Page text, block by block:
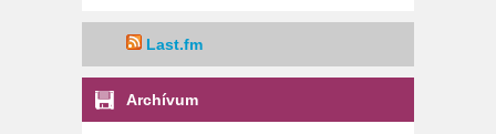
Last.fm
Archívum